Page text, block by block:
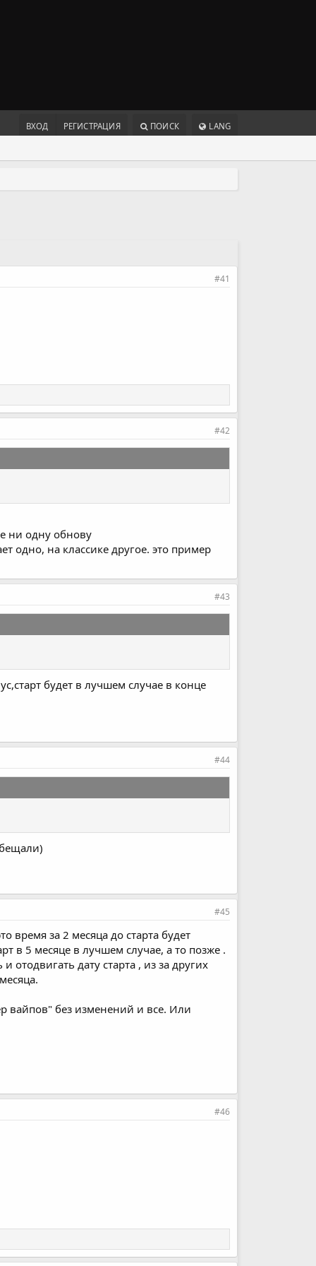
ВХОД РЕГИСТРАЦИЯ ПОИСК LANG
#41
#42
ни одну обнову
одно, на классике другое. это пример
#43
будет в лучшем случае в конце
#44
#45
время за 2 месяца до старта будет
в 5 месяце в лучшем случае, а то позже .
отодвигать дату старта , из за других
вайпов" без изменений и все. Или
#46